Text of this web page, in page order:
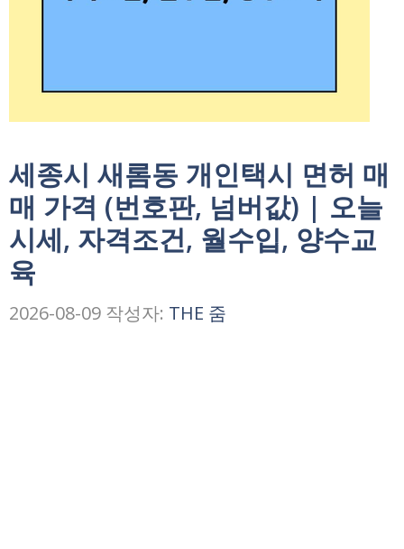
세종시 새롬동 개인택시 면허 매
매 가격 (번호판, 넘버값) | 오늘
시세, 자격조건, 월수입, 양수교
육
2026-08-09 작성자: THE 줌